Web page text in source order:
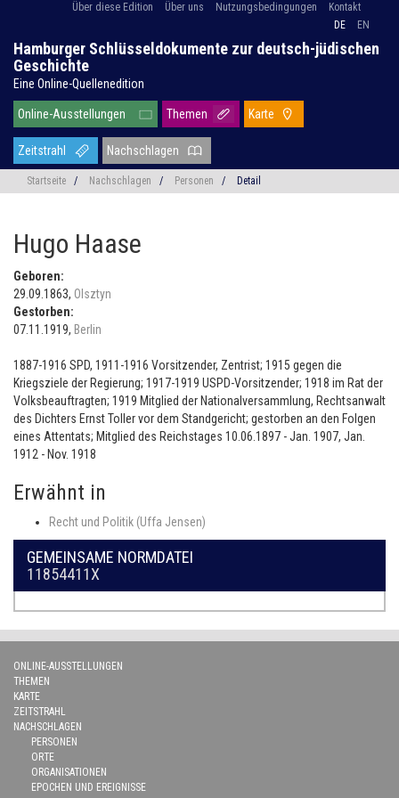
Über diese Edition Über uns Nutzungsbedingungen
Kontakt
DE
EN
Hamburger Schlüsseldokumente zur deutsch-jüdischen
Geschichte
Eine Online-Quellenedition
Online-Ausstellungen Themen Karte
Zeitstrahl Nachschlagen
Startseite / Nachschlagen / Personen / Detail
Hugo Haase
Geboren:
29.09.1863, Olsztyn
Gestorben:
07.11.1919, Berlin
1887-1916 SPD, 1911-1916 Vorsitzender, Zentrist; 1915 gegen die
Kriegsziele der Regierung; 1917-1919 USPD-Vorsitzender; 1918 im Rat der
Volksbeauftragten; 1919 Mitglied der Nationalversammlung, Rechtsanwalt
des Dichters Ernst Toller vor dem Standgericht; gestorben an den Folgen
eines Attentats; Mitglied des Reichstages 10.06.1897 - Jan. 1907, Jan.
1912 - Nov. 1918
Erwähnt in
Recht und Politik (Uffa Jensen)
GEMEINSAME NORMDATEI
11854411X
ONLINE-AUSSTELLUNGEN
THEMEN
KARTE
ZEITSTRAHL
NACHSCHLAGEN
PERSONEN
ORTE
ORGANISATIONEN
EPOCHEN UND EREIGNISSE